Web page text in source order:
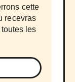
cette
recevras
les